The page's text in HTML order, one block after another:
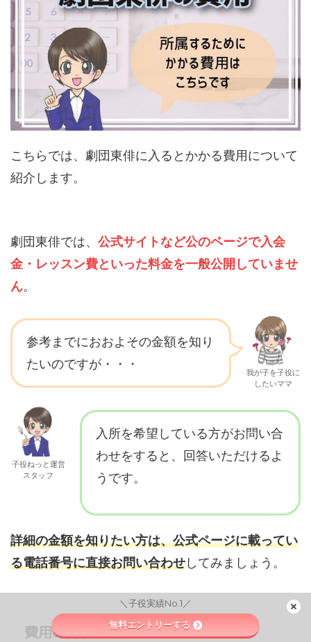
こちらでは、劇団東俳に入るとかかる費用について
紹介します。
劇団東俳では、 公式サイトなど公のページで入会
金・レッスン費といった料金を一般公開していませ
ん。
参考までにおおよその金額を知り
たいのですが・・・
我が子を子役に
したいママ
子役ねっと運営
スタッフ
入所を希望している方がお問い合
わせをすると、回答いただけるよ
うです。
詳細の金額を知りたい方は、公式ページに載ってい
る電話番号に直接お問い合わせしてみましょう。
費用の詳細
＼子役実績No.1／
無料エントリーする